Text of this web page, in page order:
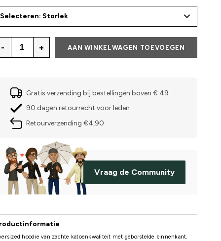
Selecteren: Storlek
- + AAN WINKELWAGEN TOEVOEGEN
Gratis verzending bij bestellingen boven € 49
90 dagen retourrecht voor leden
Retourverzending €4,90
Vraag de Community
hoodie van zachte katoenkwaliteit met geborstelde binnenkant.